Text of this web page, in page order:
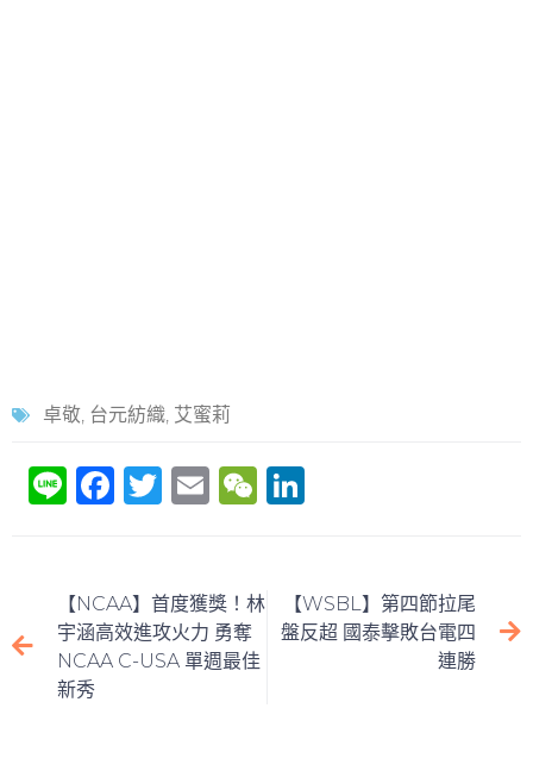
卓敬, 台元紡織, 艾蜜莉
Li F
e
b
o
T
er
E
l
W
h
at
e
dI
【NCAA】首度獲獎！林
宇涵高效進攻火力 勇奪
NCAA C-USA 單週最佳
新秀
【WSBL】第四節拉尾
盤反超 國泰擊敗台電四
連勝